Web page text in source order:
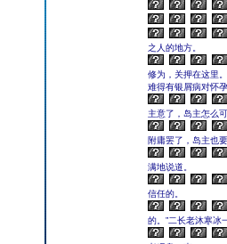
之人的地方。
修为，关押在这里。
难得有银屑病对怀
主意了，岛主怎么
附庸罢了，岛主也
满地说道。
信任的。
的。”二长老沐寒冰